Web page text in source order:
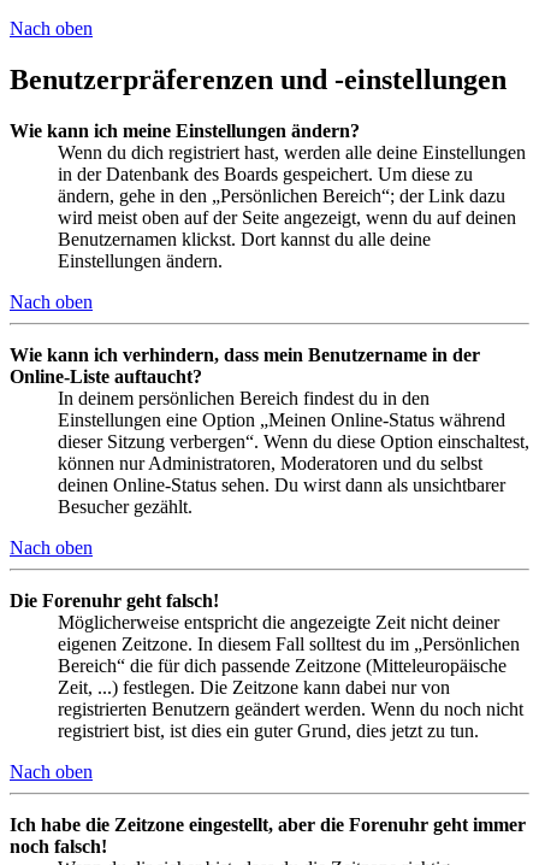
Nach oben
Benutzerpräferenzen und -einstellungen
Wie kann ich meine Einstellungen ändern?
Wenn du dich registriert hast, werden alle deine Einstellungen
in der Datenbank des Boards gespeichert. Um diese zu
ändern, gehe in den „Persönlichen Bereich“; der Link dazu
wird meist oben auf der Seite angezeigt, wenn du auf deinen
Benutzernamen klickst. Dort kannst du alle deine
Einstellungen ändern.
Nach oben
Wie kann ich verhindern, dass mein Benutzername in der
Online-Liste auftaucht?
In deinem persönlichen Bereich findest du in den
Einstellungen eine Option „Meinen Online-Status während
dieser Sitzung verbergen“. Wenn du diese Option einschaltest,
können nur Administratoren, Moderatoren und du selbst
deinen Online-Status sehen. Du wirst dann als unsichtbarer
Besucher gezählt.
Nach oben
Die Forenuhr geht falsch!
Möglicherweise entspricht die angezeigte Zeit nicht deiner
eigenen Zeitzone. In diesem Fall solltest du im „Persönlichen
Bereich“ die für dich passende Zeitzone (Mitteleuropäische
Zeit, ...) festlegen. Die Zeitzone kann dabei nur von
registrierten Benutzern geändert werden. Wenn du noch nicht
registriert bist, ist dies ein guter Grund, dies jetzt zu tun.
Nach oben
Ich habe die Zeitzone eingestellt, aber die Forenuhr geht immer
noch falsch!